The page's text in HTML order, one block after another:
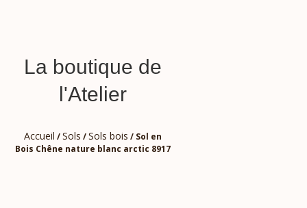
La boutique de
l'Atelier
Accueil /Sols /Sols bois / Sol en
Bois Chêne nature blanc arctic 8917